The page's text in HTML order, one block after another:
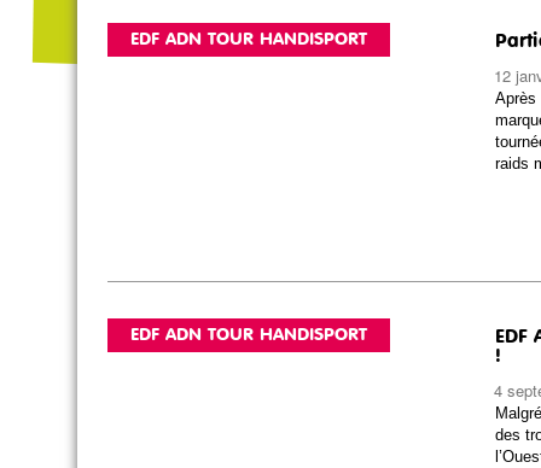
EDF ADN TOUR HANDISPORT
12
Après
raids
EDF ADN TOUR HANDISPORT
EDF
!
4
des